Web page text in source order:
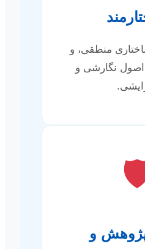
منطقی، و
نگارشی و
پژوهش و